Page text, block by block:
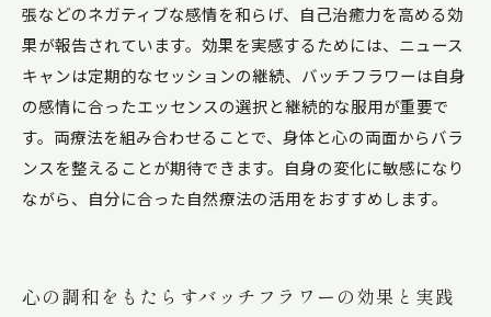
張などのネガティブな感情を和らげ、自己治癒力を高める効
果が報告されています。効果を実感するためには、ニュース
キャンは定期的なセッションの継続、バッチフラワーは自身
の感情に合ったエッセンスの選択と継続的な服用が重要で
す。両療法を組み合わせることで、身体と心の両面からバラ
ンスを整えることが期待できます。自身の変化に敏感になり
ながら、自分に合った自然療法の活用をおすすめします。
心の調和をもたらすバッチフラワーの効果と実践